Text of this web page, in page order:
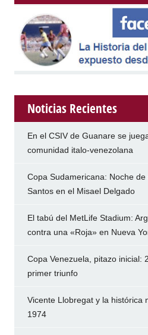
Noticias Recientes
En el CSIV de Guanare se
comunidad italo-venezolana
Copa Sudamericana: Noche
Santos en el Misael Delgado
El tabú del MetLife Stadium:
contra una «Roja» en Nueva
Copa Venezuela, pitazo inicial:
primer triunfo
Vicente Llobregat y la histórica
1974